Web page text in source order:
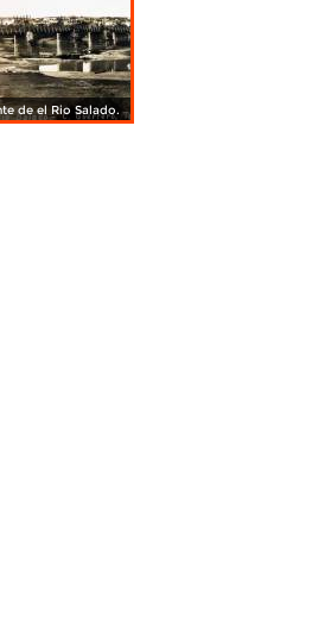
de el Rio Salado.